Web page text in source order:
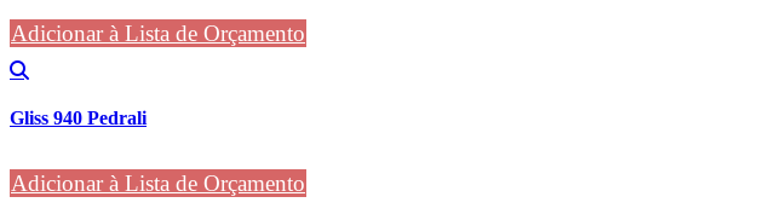
Adicionar à Lista de Orçamento
Gliss 940 Pedrali
Adicionar à Lista de Orçamento